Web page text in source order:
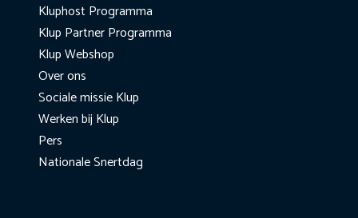
Kluphost Programma
Klup Partner Programma
Klup Webshop
Over ons
Sociale missie Klup
Werken bij Klup
Pers
Nationale Snertdag